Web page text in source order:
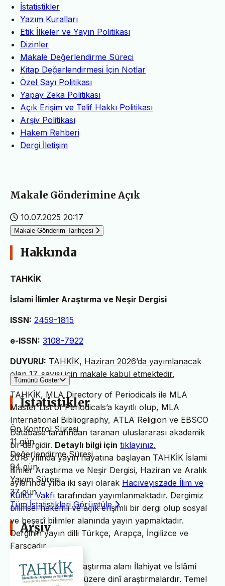
İstatistikler
Yazım Kuralları
Etik İlkeler ve Yayın Politikası
Dizinler
Makale Değerlendirme Süreci
Kitap Değerlendirmesi İçin Notlar
Özel Sayı Politikası
Yapay Zeka Politikası
Açık Erişim ve Telif Hakkı Politikası
Arşiv Politikası
Hakem Rehberi
Dergi İletişim
Makale Gönderimine Açık
10.07.2025 20:17
Makale Gönderim Tarihçesi
Hakkında
TAHKİK
İslami İlimler Araştırma ve Neşir Dergisi
ISSN: 2459-1815
e-ISSN: 3108-7922
DUYURU: TAHKİK, Haziran 2026’da yayımlanacak
olan 17. sayısı için makale kabul etmektedir.
TAHKİK, MLA Directory of Periodicals ile MLA
Master List of Periodicals’a kayıtlı olup, MLA
International Bibliography, ATLA Religion ve EBSCO
Database tarafından taranan uluslararası akademik
bir dergidir. Detaylı bilgi için tıklayınız.
2018 yılında yayın hayatına başlayan TAHKİK İslami
İlimler Araştırma ve Neşir Dergisi, Haziran ve Aralık
aylarında yılda iki sayı olarak Hacıveyiszade İlim ve
Kültür Vakfı tarafından yayımlanmaktadır. Dergimiz
bilimsel hakemli ve açık erişimli bir dergi olup sosyal
ve beşerî bilimler alanında yayın yapmaktadır.
Derginin yayın dilli Türkçe, Arapça, İngilizce ve
Farsçadır.
TAHKİK’in temel araştırma alanı İlahiyat ve İslâmî
ilimler başta olmak üzere dinî araştırmalardır. Temel
Tümünü Göster
İstatistikler
Ön Kontrol Süresi
11 gün
Değerlendirme Süresi
94 gün
Yayım Süresi
37 gün
Tüm İstatistikleri Görüntüle
Arşiv